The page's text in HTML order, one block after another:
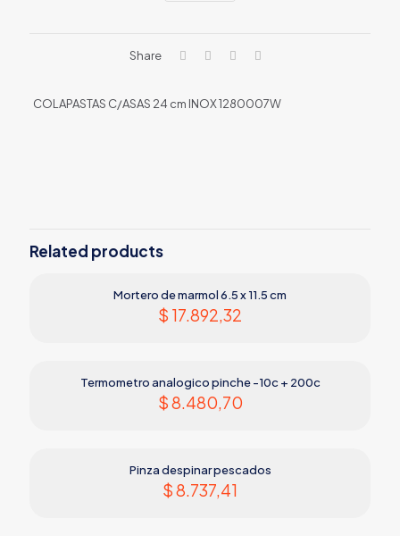
Share
COLAPASTAS C/ASAS 24 cm INOX 1280007W
Related products
Mortero de marmol 6.5 x 11.5 cm
$ 17.892,32
Termometro analogico pinche -10c + 200c
$8.480,70
Pinza despinar pescados
$8.737,41